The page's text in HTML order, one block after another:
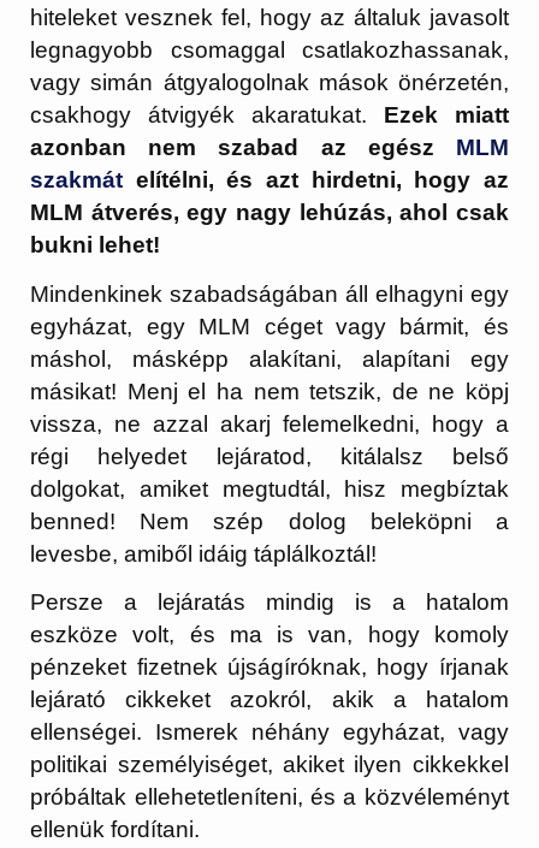
hiteleket vesznek fel, hogy az általuk javasolt
legnagyobb csomaggal csatlakozhassanak,
vagy simán átgyalogolnak mások önérzetén,
csakhogy átvigyék akaratukat. Ezek miatt
azonban nem szabad az egész MLM
szakmát elítélni, és azt hirdetni, hogy az
MLM átverés, egy nagy lehúzás, ahol csak
bukni lehet!
Mindenkinek szabadságában áll elhagyni egy
egyházat, egy MLM céget vagy bármit, és
máshol, másképp alakítani, alapítani egy
másikat! Menj el ha nem tetszik, de ne köpj
vissza, ne azzal akarj felemelkedni, hogy a
régi helyedet lejáratod, kitálalsz belső
dolgokat, amiket megtudtál, hisz megbíztak
benned! Nem szép dolog beleköpni a
levesbe, amiből idáig táplálkoztál!
Persze a lejáratás mindig is a hatalom
eszköze volt, és ma is van, hogy komoly
pénzeket fizetnek újságíróknak, hogy írjanak
lejárató cikkeket azokról, akik a hatalom
ellenségei. Ismerek néhány egyházat, vagy
politikai személyiséget, akiket ilyen cikkekkel
próbáltak ellehetetleníteni, és a közvéleményt
ellenük fordítani.